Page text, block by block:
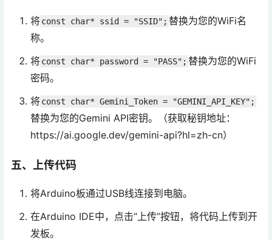
将const char* ssid = "SSID"; 替换为您的WiFi名
称。
将const char* password = "PASS"; 替换为您的WiFi
密码。
将const char* Gemini_Token = "GEMINI_API_KEY";
替换为您的Gemini API密钥。（获取秘钥地址：
https://ai.google.dev/gemini-api?hl=zh-cn）
五、上传代码
将Arduino板通过USB线连接到电脑。
在Arduino IDE中，点击“上传”按钮，将代码上传到开
发板。